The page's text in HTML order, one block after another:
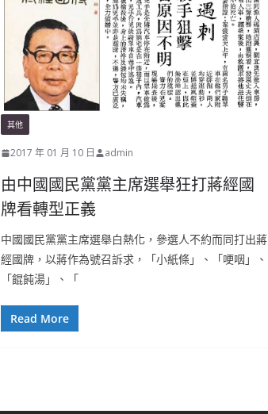
其他
2017 年 01 月 10 日 admin
由中國國民黨黨主席選舉狂打蔣經國
牌看轉型正義
中國國民黨黨主席選舉白熱化，參選人不約而同打出蔣
經國牌，以蔣作為號召訴求，「小紙條」、「哽咽」、
「餛飩湯」、「
Read More